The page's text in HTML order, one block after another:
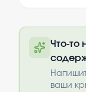
Что-то
ваши